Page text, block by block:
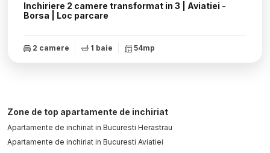
Inchiriere 2 camere transformat in 3 | Aviatiei -
Borsa | Loc parcare
2 camere 1 baie 54mp
Zone de top apartamente de inchiriat
Apartamente de inchiriat in Bucuresti Herastrau
Apartamente de inchiriat in Bucuresti Aviatiei